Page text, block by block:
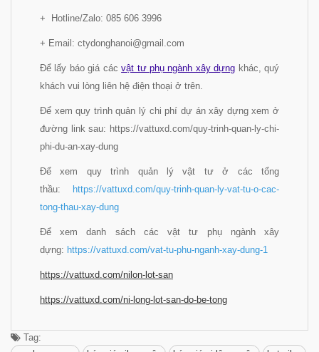
+ Hotline/Zalo: 085 606 3996
+ Email: ctydonghanoi@gmail.com
Để lấy báo giá cácvật tư phụ ngành xây dựng khác, quý
khách vui lòng liên hệ điện thoại ở trên.
Để xem quy trình quản lý chi phí dự án xây dựng xem ở
đường link sau: https://vattuxd.com/quy-trinh-quan-ly-chi-
phi-du-an-xay-dung
Để xem quy trình quản lý vật tư ở các tổng
thầu:
https://vattuxd.com/quy-trinh-quan-ly-vat-tu-o-cac-
tong-thau-xay-dung
Để xem danh sách các vật tư phụ ngành xây
dựng: https://vattuxd.com/vat-tu-phu-nganh-xay-dung-1
https://vattuxd.com/nilon-lot-san
https://vattuxd.com/ni-long- lot-san-do-be-tong
Tag: